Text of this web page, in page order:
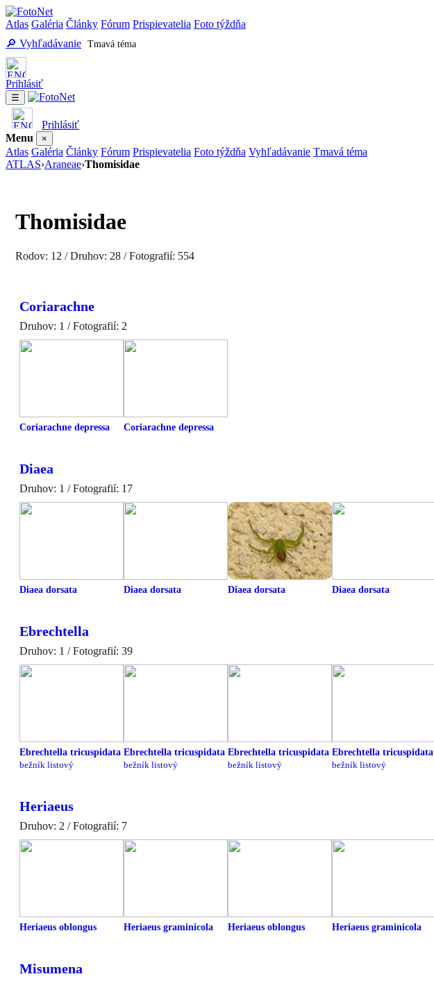
Atlas Galéria Články Fórum Prispievatelia Foto týždňa
🔎 Vyhľadávanie Tmavá téma
Prihlásiť
☰
Prihlásiť
Menu
×
Atlas Galéria Články Fórum Prispievatelia Foto týždňa Vyhľadávanie Tmavá téma
ATLAS›Araneae›Thomisidae
Thomisidae
Rodov: 12 / Druhov: 28 / Fotografií: 554
Coriarachne
Druhov: 1 / Fotografií: 2
Coriarachne depressa Coriarachne depressa
Diaea
Druhov: 1 / Fotografií: 17
Diaea dorsata Diaea dorsata Diaea dorsata Diaea dorsata
Ebrechtella
Druhov: 1 / Fotografií: 39
Ebrechtella tricuspidata
bežník listový
Ebrechtella tricuspidata
bežník listový
Ebrechtella tricuspidata
bežník listový
Ebrechtella tricuspidata
bežník listový
Heriaeus
Druhov: 2 / Fotografií: 7
Heriaeus oblongus Heriaeus graminicola Heriaeus oblongus Heriaeus graminicola
Misumena